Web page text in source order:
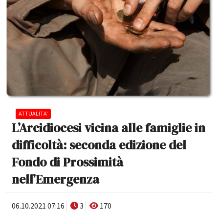
ATTUALITA'
L’Arcidiocesi vicina alle famiglie in
difficoltà: seconda edizione del
Fondo di Prossimità
nell’Emergenza
06.10.2021 07:16 3
170